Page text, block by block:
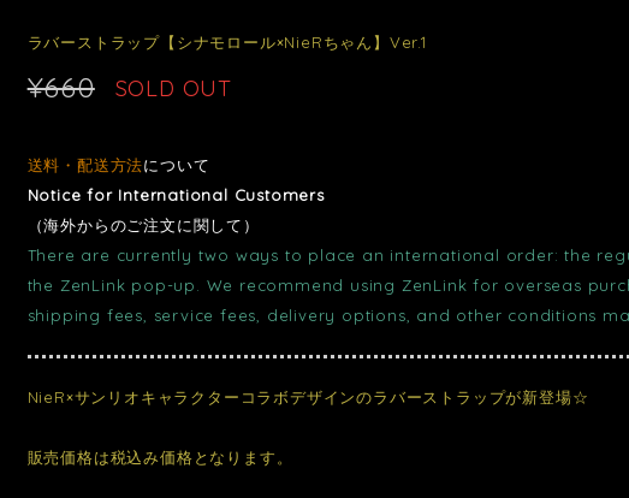
ラバーストラップ【シナモロール×NieRちゃん】Ver.1
¥660 SOLD OUT
送料・配送方法について
Notice for International Customers
（海外からのご注文に関して）
There are currently two ways to place an international order: the
the ZenLink pop-up. We recommend using ZenLink for overseas
shipping fees, service fees, delivery options, and other conditions
NieR×サンリオキャラクターコラボデザインのラバーストラップが新登場☆
販売価格は税込み価格となります。